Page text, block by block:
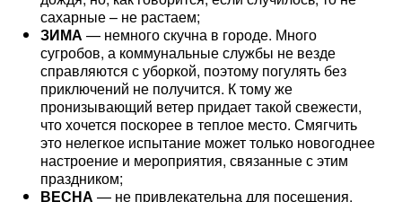
сахарные – не растаем;
ЗИМА — немного скучна в городе. Много
сугробов, а коммунальные службы не везде
справляются с уборкой, поэтому погулять без
приключений не получится. К тому же
пронизывающий ветер придает такой свежести,
что хочется поскорее в теплое место. Смягчить
это нелегкое испытание может только новогоднее
настроение и мероприятия, связанные с этим
праздником;
ВЕСНА — не привлекательна для посещения.